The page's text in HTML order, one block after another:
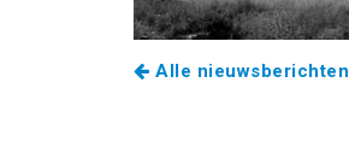
Alle nieuwsberichten